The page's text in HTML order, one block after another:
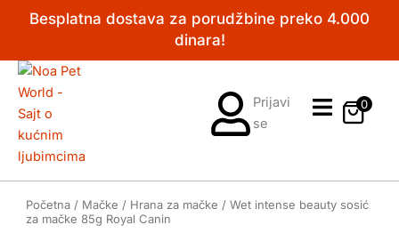
PređiBesplatna dostava za porudžbine preko 4.000
dinara!
Prijavi
se
0
Početna / Mačke / Hrana za mačke / Wet intense beauty sosić
za mačke 85g Royal Canin